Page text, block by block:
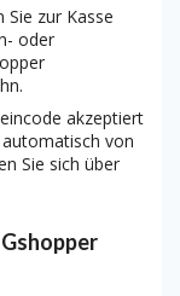
Sie zur Kasse
oder
akzeptiert
von
Sie sich über